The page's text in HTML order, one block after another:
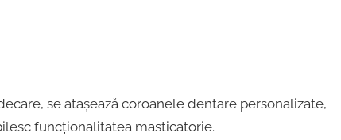
se atașează coroanele dentare personalizate,
funcționalitatea masticatorie.